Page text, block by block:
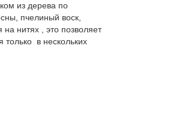
из дерева по
пчелиный воск,
нитях , это позволяет
только в нескольких